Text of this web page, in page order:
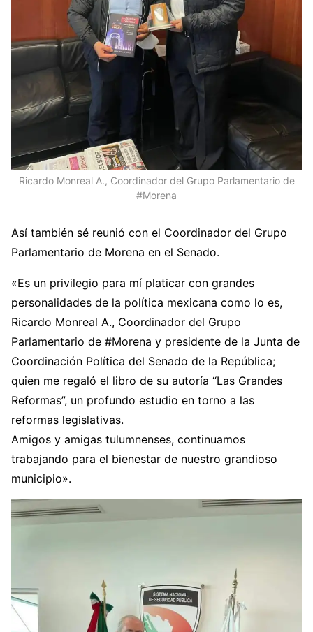
Ricardo Monreal A., Coordinador del Grupo Parlamentario de
#Morena
Así también sé reunió con el Coordinador del Grupo
Parlamentario de Morena en el Senado.
«Es un privilegio para mí platicar con grandes
personalidades de la política mexicana como lo es,
Ricardo Monreal A., Coordinador del Grupo
Parlamentario de #Morena y presidente de la Junta de
Coordinación Política del Senado de la República;
quien me regaló el libro de su autoría “Las Grandes
Reformas”, un profundo estudio en torno a las
reformas legislativas.
Amigos y amigas tulumnenses, continuamos
trabajando para el bienestar de nuestro grandioso
municipio».